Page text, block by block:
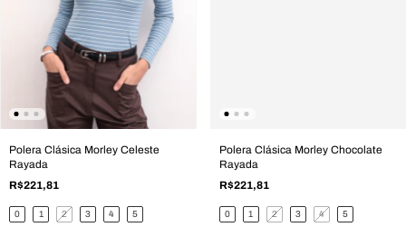
Polera Clásica Morley Celeste
Rayada
R$221,81
0 1 2 3 4 5
Polera Clásica Morley Chocolate
Rayada
R$221,81
0 1 2 3 4 5